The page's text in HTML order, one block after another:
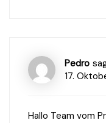
Pedro
17.
Hallo Team vom